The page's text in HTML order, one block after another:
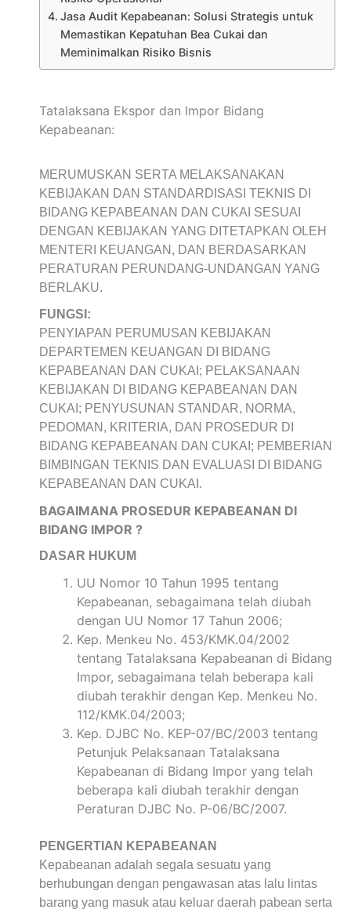
Jasa Audit Kepabeanan: Solusi Strategis untuk
Memastikan Kepatuhan Bea Cukai dan
Meminimalkan Risiko Bisnis
Tatalaksana Ekspor dan Impor Bidang
Kepabeanan:
MERUMUSKAN SERTA MELAKSANAKAN
KEBIJAKAN DAN STANDARDISASI TEKNIS DI
BIDANG KEPABEANAN DAN CUKAI SESUAI
DENGAN KEBIJAKAN YANG DITETAPKAN OLEH
MENTERI KEUANGAN, DAN BERDASARKAN
PERATURAN PERUNDANG-UNDANGAN YANG
BERLAKU.
FUNGSI:
PENYIAPAN PERUMUSAN KEBIJAKAN
DEPARTEMEN KEUANGAN DI BIDANG
KEPABEANAN DAN CUKAI; PELAKSANAAN
KEBIJAKAN DI BIDANG KEPABEANAN DAN
CUKAI; PENYUSUNAN STANDAR, NORMA,
PEDOMAN, KRITERIA, DAN PROSEDUR DI
BIDANG KEPABEANAN DAN CUKAI; PEMBERIAN
BIMBINGAN TEKNIS DAN EVALUASI DI BIDANG
KEPABEANAN DAN CUKAI.
BAGAIMANA PROSEDUR KEPABEANAN DI
BIDANG IMPOR ?
DASAR HUKUM
UU Nomor 10 Tahun 1995 tentang
Kepabeanan, sebagaimana telah diubah
dengan UU Nomor 17 Tahun 2006;
Kep. Menkeu No. 453/KMK.04/2002
tentang Tatalaksana Kepabeanan di Bidang
Impor, sebagaimana telah beberapa kali
diubah terakhir dengan Kep. Menkeu No.
112/KMK.04/2003;
Kep. DJBC No. KEP-07/BC/2003 tentang
Petunjuk Pelaksanaan Tatalaksana
Kepabeanan di Bidang Impor yang telah
beberapa kali diubah terakhir dengan
Peraturan DJBC No. P-06/BC/2007.
PENGERTIAN KEPABEANAN
Kepabeanan adalah segala sesuatu yang
berhubungan dengan pengawasan atas lalu lintas
barang yang masuk atau keluar daerah pabean serta